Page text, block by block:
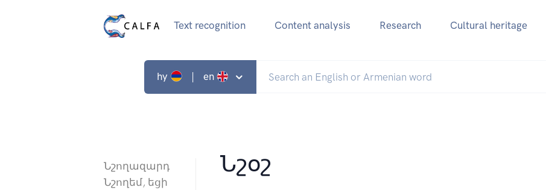
Text recognition Content analysis Research Cultural heritage
hy | en
Նշողազարդ
Նշողեմ, եցի
Նշօշ